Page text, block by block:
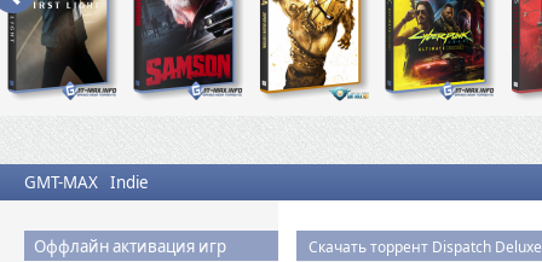
GMT-MAX Indie
Оффлайн активация игр Скачать торрент Dispatch